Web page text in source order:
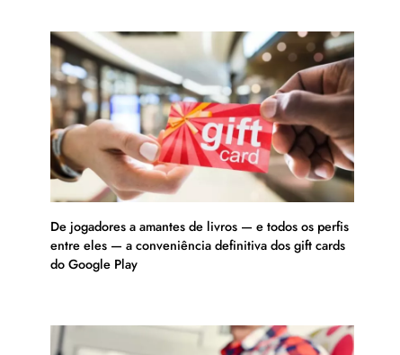
De jogadores a amantes de livros — e todos os perfis
entre eles — a conveniência definitiva dos gift cards
do Google Play